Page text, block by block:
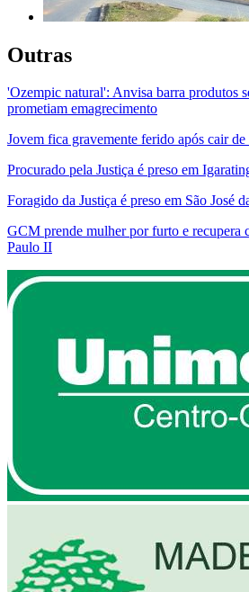
Outras
'Ozempic natural': Anvisa barra produtos
prometiam emagrecimento
Jovem fica gravemente ferido após cair
Procurado pela Justiça é preso em
Foragido da Justiça é preso em São José
GCM prende mulher por furto e recupera
Paulo II